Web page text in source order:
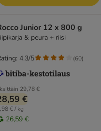
Junior 12 x 800 g
& peura + riisi
29,78 €
€
€ / kg
26,59 €
4.3/5 (60)